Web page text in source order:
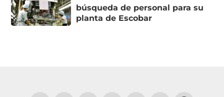
búsqueda de personal para su
planta de Escobar